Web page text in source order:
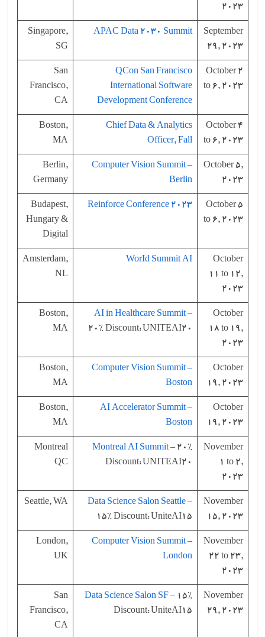
2023
September
29, 2023
APAC Data 2030 Summit
Singapore,
SG
October 2
to 6, 2023
QCon San Francisco
International Software
Development Conference
San
Francisco,
CA
October 4
to 6, 2023
Chief Data & Analytics
Officer, Fall
Boston,
MA
October 5,
2023
Computer Vision Summit –
Berlin
Berlin,
Germany
October 5
to 6, 2023
Reinforce Conference 2023
Budapest,
Hungary &
Digital
October
11 to 12,
2023
WorId Summit AI
Amsterdam,
NL
October
18 to 19,
2023
AI in Healthcare Summit–
20% Discount: UNITEAI20
Boston,
MA
October
19, 2023
Computer Vision Summit –
Boston
Boston,
MA
October
19, 2023
AI Accelerator Summit –
Boston
Boston,
MA
November
1 to 2,
2023
Montreal AI Summit– 20%
Discount: UNITEAI20
Montreal
QC
November
15, 2023
Data Science Salon Seattle–
15% Discount: UniteAI15
Seattle, WA
November
22 to 23,
2023
Computer Vision Summit –
London
London,
UK
November
29, 2023
Data Science Salon SF – 15%
Discount: UniteAI15
San
Francisco,
CA